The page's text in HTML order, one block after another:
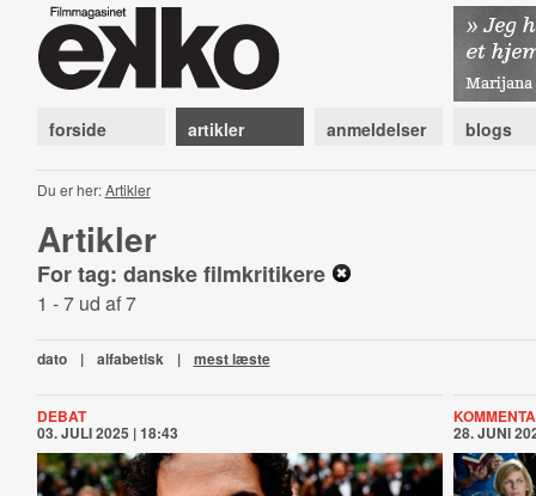
forside artikler anmeldelser blogs
Du er her:Artikler
Artikler
For tag: danske filmkritikere
1 - 7 ud af 7
dato | alfabetisk | mest læste
DEBAT
03. JULI 2025 | 18:43 28. JUNI